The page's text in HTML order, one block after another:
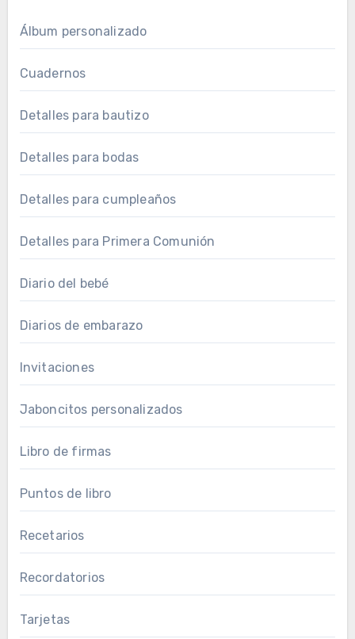
Álbum personalizado
Cuadernos
Detalles para bautizo
Detalles para bodas
Detalles para cumpleaños
Detalles para Primera Comunión
Diario del bebé
Diarios de embarazo
Invitaciones
Jaboncitos personalizados
Libro de firmas
Puntos de libro
Recetarios
Recordatorios
Tarjetas